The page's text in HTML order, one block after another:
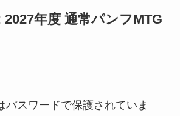
2027年度 通常パンフMTG
パスワードで保護されていま